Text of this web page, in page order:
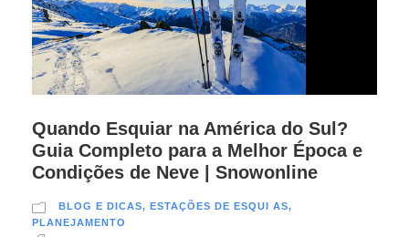
Quando Esquiar na América do Sul?
Guia Completo para a Melhor Época e
Condições de Neve | Snowonline
BLOG E DICAS, ESTAÇÕES DE ESQUI AS,
PLANEJAMENTO